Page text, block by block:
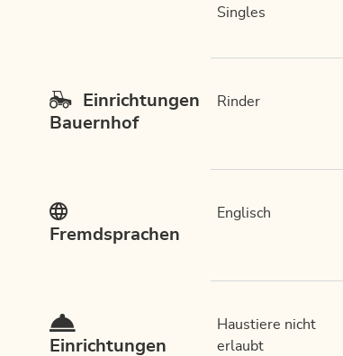
Singles
Einrichtungen
Bauernhof
Rinder
Fremdsprachen
Englisch
Einrichtungen
Haustiere nicht
erlaubt